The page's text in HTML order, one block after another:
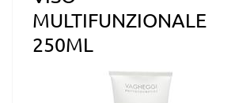
MULTIFUNZIONALE
250ML